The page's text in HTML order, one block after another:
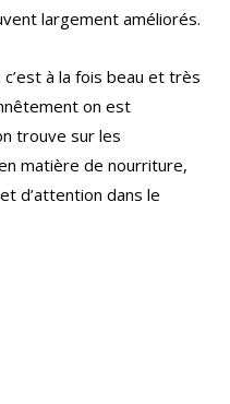
largement améliorés.
à la fois beau et très
on est
trouve sur les
matière de nourriture,
d’attention dans le